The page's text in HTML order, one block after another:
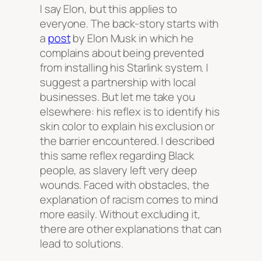
I say Elon, but this applies to
everyone. The back-story starts with
a postby Elon Musk in which he
complains about being prevented
from installing his Starlink system. I
suggest a partnership with local
businesses. But let me take you
elsewhere: his reflex is to identify his
skin color to explain his exclusion or
the barrier encountered. I described
this same reflex regarding Black
people, as slavery left very deep
wounds. Faced with obstacles, the
explanation of racism comes to mind
more easily. Without excluding it,
there are other explanations that can
lead to solutions.